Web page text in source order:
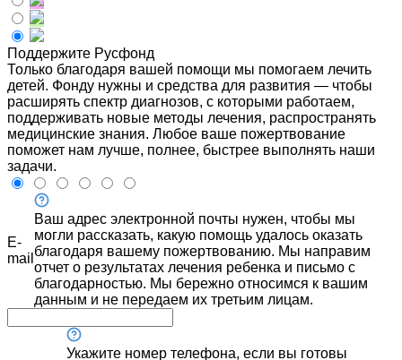
Поддержите Русфонд
Только благодаря вашей помощи мы помогаем лечить
детей. Фонду нужны и средства для развития — чтобы
расширять спектр диагнозов, с которыми работаем,
поддерживать новые методы лечения, распространять
медицинские знания. Любое ваше пожертвование
поможет нам лучше, полнее, быстрее выполнять наши
задачи.
E-
mail
Ваш адрес электронной почты нужен, чтобы мы
могли рассказать, какую помощь удалось оказать
благодаря вашему пожертвованию. Мы направим
отчет о результатах лечения ребенка и письмо с
благодарностью. Мы бережно относимся к вашим
данным и не передаем их третьим лицам.
Укажите номер телефона, если вы готовы